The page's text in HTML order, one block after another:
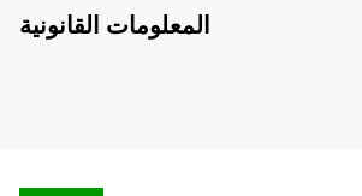
المعلومات القانونية